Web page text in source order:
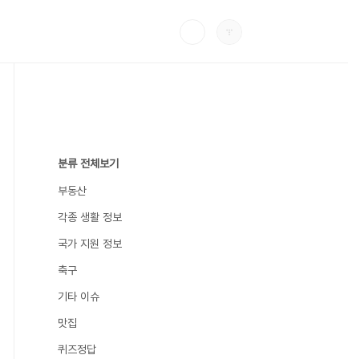
분류 전체보기
부동산
각종 생활 정보
국가 지원 정보
축구
기타 이슈
맛집
퀴즈정답